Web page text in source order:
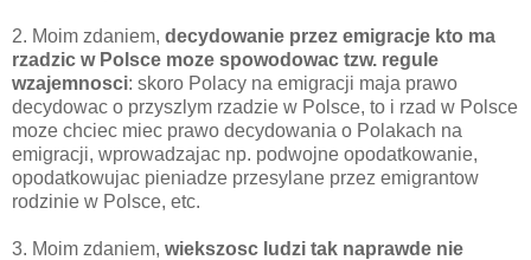
2. Moim zdaniem, decydowanie przez emigracje kto ma
rzadzic w Polsce moze spowodowac tzw. regule
wzajemnosci: skoro Polacy na emigracji maja prawo
decydowac o przyszlym rzadzie w Polsce, to i rzad w Polsce
moze chciec miec prawo decydowania o Polakach na
emigracji, wprowadzajac np. podwojne opodatkowanie,
opodatkowujac pieniadze przesylane przez emigrantow
rodzinie w Polsce, etc.
3. Moim zdaniem, wiekszosc ludzi tak naprawde nie